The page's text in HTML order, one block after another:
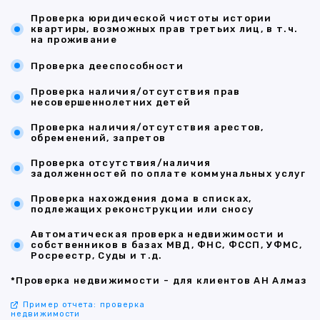
Проверка юридической чистоты истории
квартиры, возможных прав третьих лиц, в т.ч.
на проживание
Проверка дееспособности
Проверка наличия/отсутствия прав
несовершеннолетних детей
Проверка наличия/отсутствия арестов,
обременений, запретов
Проверка отсутствия/наличия
задолженностей по оплате коммунальных услуг
Проверка нахождения дома в списках,
подлежащих реконструкции или сносу
Автоматическая проверка недвижимости и
собственников в базах МВД, ФНС, ФССП, УФМС,
Росреестр, Суды и т.д.
*Проверка недвижимости - для клиентов АН Алмаз
Пример отчета: проверка
недвижимости